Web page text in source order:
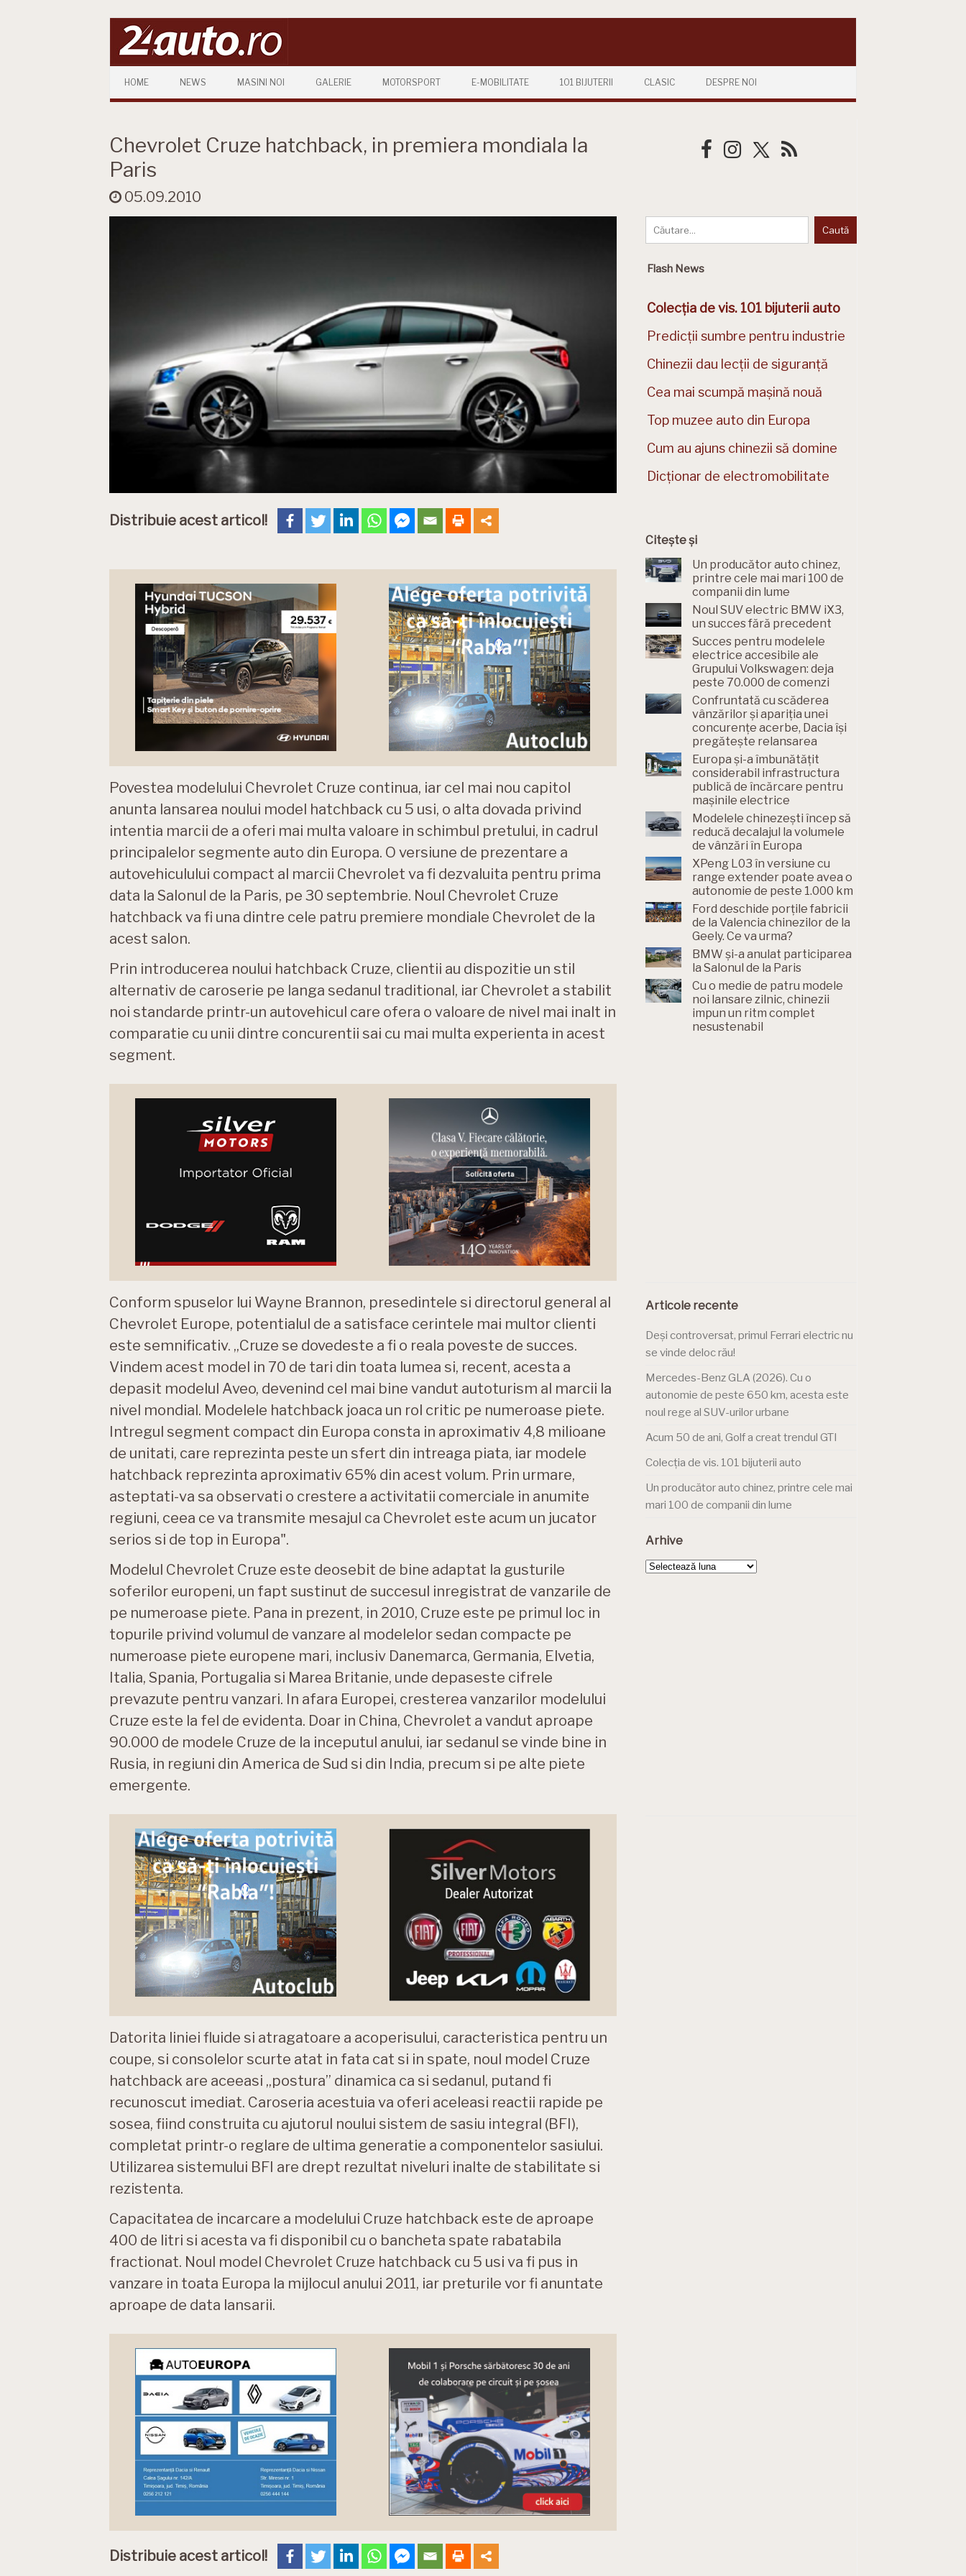
HOME NEWS MASINI NOI GALERIE MOTORSPORT E-MOBILITATE 101 BIJUTERII CLASIC DESPRE NOI
Chevrolet Cruze hatchback, in premiera mondiala la
Paris
05.09.2010
Distribuie acest articol!
Povestea modelului Chevrolet Cruze continua, iar cel mai nou capitol
anunta lansarea noului model hatchback cu 5 usi, o alta dovada privind
intentia marcii de a oferi mai multa valoare in schimbul pretului, in cadrul
principalelor segmente auto din Europa. O versiune de prezentare a
autovehiculului compact al marcii Chevrolet va fi dezvaluita pentru prima
data la Salonul de la Paris, pe 30 septembrie. Noul Chevrolet Cruze
hatchback va fi una dintre cele patru premiere mondiale Chevrolet de la
acest salon.
Prin introducerea noului hatchback Cruze, clientii au dispozitie un stil
alternativ de caroserie pe langa sedanul traditional, iar Chevrolet a stabilit
noi standarde printr-un autovehicul care ofera o valoare de nivel mai inalt in
comparatie cu unii dintre concurentii sai cu mai multa experienta in acest
segment.
Conform spuselor lui Wayne Brannon, presedintele si directorul general al
Chevrolet Europe, potentialul de a satisface cerintele mai multor clienti
este semnificativ. „Cruze se dovedeste a fi o reala poveste de succes.
Vindem acest model in 70 de tari din toata lumea si, recent, acesta a
depasit modelul Aveo, devenind cel mai bine vandut autoturism al marcii la
nivel mondial. Modelele hatchback joaca un rol critic pe numeroase piete.
Intregul segment compact din Europa consta in aproximativ 4,8 milioane
de unitati, care reprezinta peste un sfert din intreaga piata, iar modele
hatchback reprezinta aproximativ 65% din acest volum. Prin urmare,
asteptati-va sa observati o crestere a activitatii comerciale in anumite
regiuni, ceea ce va transmite mesajul ca Chevrolet este acum un jucator
serios si de top in Europa".
Modelul Chevrolet Cruze este deosebit de bine adaptat la gusturile
soferilor europeni, un fapt sustinut de succesul inregistrat de vanzarile de
pe numeroase piete. Pana in prezent, in 2010, Cruze este pe primul loc in
topurile privind volumul de vanzare al modelelor sedan compacte pe
numeroase piete europene mari, inclusiv Danemarca, Germania, Elvetia,
Italia, Spania, Portugalia si Marea Britanie, unde depaseste cifrele
prevazute pentru vanzari. In afara Europei, cresterea vanzarilor modelului
Cruze este la fel de evidenta. Doar in China, Chevrolet a vandut aproape
90.000 de modele Cruze de la inceputul anului, iar sedanul se vinde bine in
Rusia, in regiuni din America de Sud si din India, precum si pe alte piete
emergente.
Datorita liniei fluide si atragatoare a acoperisului, caracteristica pentru un
coupe, si consolelor scurte atat in fata cat si in spate, noul model Cruze
hatchback are aceeasi „postura” dinamica ca si sedanul, putand fi
recunoscut imediat. Caroseria acestuia va oferi aceleasi reactii rapide pe
sosea, fiind construita cu ajutorul noului sistem de sasiu integral (BFI),
completat printr-o reglare de ultima generatie a componentelor sasiului.
Utilizarea sistemului BFI are drept rezultat niveluri inalte de stabilitate si
rezistenta.
Capacitatea de incarcare a modelului Cruze hatchback este de aproape
400 de litri si acesta va fi disponibil cu o bancheta spate rabatabila
fractionat. Noul model Chevrolet Cruze hatchback cu 5 usi va fi pus in
vanzare in toata Europa la mijlocul anului 2011, iar preturile vor fi anuntate
aproape de data lansarii.
Distribuie acest articol!
Flash News
Colecția de vis. 101 bijuterii auto
Predicții sumbre pentru industrie
Chinezii dau lecții de siguranță
Cea mai scumpă mașină nouă
Top muzee auto din Europa
Cum au ajuns chinezii să domine
Dicționar de electromobilitate
Citește și
Un producător auto chinez,
printre cele mai mari 100 de
companii din lume
Noul SUV electric BMW iX3,
un succes fără precedent
Succes pentru modelele
electrice accesibile ale
Grupului Volkswagen: deja
peste 70.000 de comenzi
Confruntată cu scăderea
vânzărilor și apariția unei
concurențe acerbe, Dacia își
pregătește relansarea
Europa și-a îmbunătățit
considerabil infrastructura
publică de încărcare pentru
mașinile electrice
Modelele chinezești încep să
reducă decalajul la volumele
de vânzări în Europa
XPeng L03 în versiune cu
range extender poate avea o
autonomie de peste 1.000 km
Ford deschide porțile fabricii
de la Valencia chinezilor de la
Geely. Ce va urma?
BMW și-a anulat participarea
la Salonul de la Paris
Cu o medie de patru modele
noi lansare zilnic, chinezii
impun un ritm complet
nesustenabil
Articole recente
Deși controversat, primul Ferrari electric nu
se vinde deloc rău!
Mercedes-Benz GLA (2026). Cu o
autonomie de peste 650 km, acesta este
noul rege al SUV-urilor urbane
Acum 50 de ani, Golf a creat trendul GTI
Colecția de vis. 101 bijuterii auto
Un producător auto chinez, printre cele mai
mari 100 de companii din lume
Arhive
Arhive